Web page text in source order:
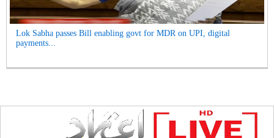
Lok Sabha passes Bill enabling govt for MDR on UPI, digital
payments...